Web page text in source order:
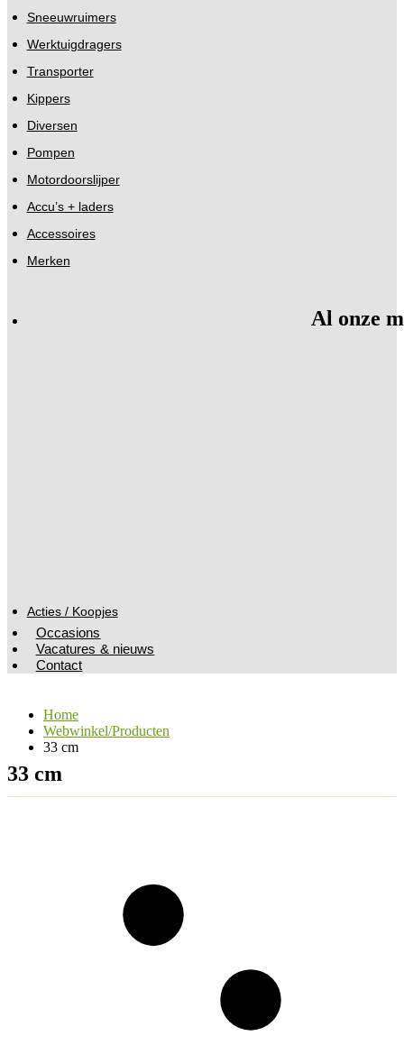
Sneeuwruimers
Werktuigdragers
Transporter
Kippers
Diversen
Pompen
Motordoorslijper
Accu’s + laders
Accessoires
Merken
Al onze
Acties / Koopjes
Occasions
Vacatures & nieuws
Contact
Home
Webwinkel/Producten
33 cm
33 cm